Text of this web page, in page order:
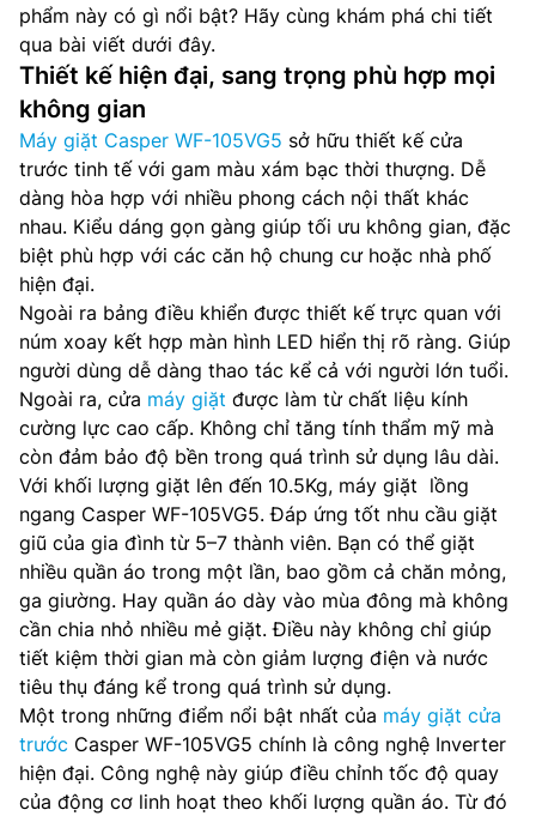
phẩm này có gì nổi bật? Hãy cùng khám phá chi tiết
qua bài viết dưới đây.
Thiết kế hiện đại, sang trọng phù hợp mọi
không gian
Máy giặt Casper WF-105VG5 sở hữu thiết kế cửa
trước tinh tế với gam màu xám bạc thời thượng. Dễ
dàng hòa hợp với nhiều phong cách nội thất khác
nhau. Kiểu dáng gọn gàng giúp tối ưu không gian, đặc
biệt phù hợp với các căn hộ chung cư hoặc nhà phố
hiện đại.
Ngoài ra bảng điều khiển được thiết kế trực quan với
núm xoay kết hợp màn hình LED hiển thị rõ ràng. Giúp
người dùng dễ dàng thao tác kể cả với người lớn tuổi.
Ngoài ra, cửa máy giặt được làm từ chất liệu kính
cường lực cao cấp. Không chỉ tăng tính thẩm mỹ mà
còn đảm bảo độ bền trong quá trình sử dụng lâu dài.
Với khối lượng giặt lên đến 10.5Kg, máy giặt lồng
ngang Casper WF-105VG5. Đáp ứng tốt nhu cầu giặt
giũ của gia đình từ 5–7 thành viên. Bạn có thể giặt
nhiều quần áo trong một lần, bao gồm cả chăn mỏng,
ga giường. Hay quần áo dày vào mùa đông mà không
cần chia nhỏ nhiều mẻ giặt. Điều này không chỉ giúp
tiết kiệm thời gian mà còn giảm lượng điện và nước
tiêu thụ đáng kể trong quá trình sử dụng.
Một trong những điểm nổi bật nhất của máy giặt cửa
trước Casper WF-105VG5 chính là công nghệ Inverter
hiện đại. Công nghệ này giúp điều chỉnh tốc độ quay
của động cơ linh hoạt theo khối lượng quần áo. Từ đó